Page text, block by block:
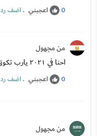
0 اعجبني .اضف رد
من مجهول
احنا في ٢٠٢١ يارب تكوني اتزوجتي
0 اعجبني .اضف رد
من مجهول